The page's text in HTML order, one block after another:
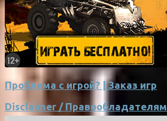
Проблема с игрой? | Заказ игр
Disclaimer / Правообладателям